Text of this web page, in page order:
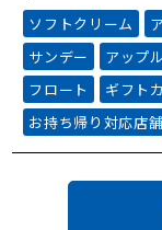
ソフトクリーム
サンデー
アップ
フロート
ギフト
お持ち帰り対応店舗